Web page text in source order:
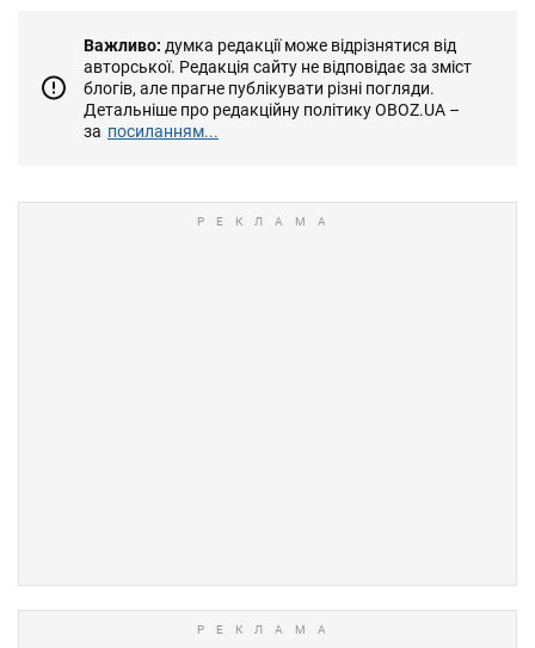
Важливо: думка редакції може відрізнятися від
авторської. Редакція сайту не відповідає за зміст
блогів, але прагне публікувати різні погляди.
Детальніше про редакційну політику OBOZ.UA –
за посиланням...